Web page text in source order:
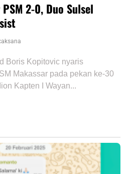
2-0, Duo Sulsel
Boris Kopitovic nyaris
Makassar pada pekan ke-30
Kapten I Wayan...